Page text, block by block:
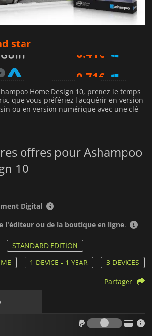
star
1.01€
Home Design 10, prenez le temps
que vous préfériez l'acquérir en version
ou en version numérique avec une clé
offres pour Ashampoo
10
Digital
l'éditeur ou de la boutique en ligne.
STANDARD EDITION
1 DEVICE - 1 YEAR 3 DEVICES
Partager
Frais